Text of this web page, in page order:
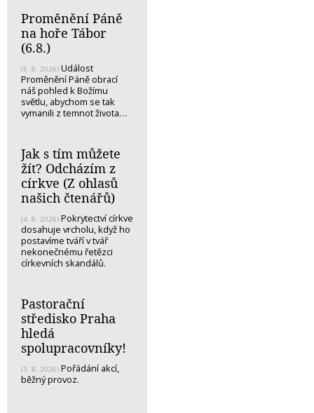
Proměnění Páně
na hoře Tábor
(6.8.)
(5. 8. 2026) Událost
Proměnění Páně obrací
náš pohled k Božímu
světlu, abychom se tak
vymanili z temnot života…
Jak s tím můžete
žít? Odcházím z
církve (Z ohlasů
našich čtenářů)
(4. 8. 2026) Pokrytectví církve
dosahuje vrcholu, když ho
postavíme tváří v tvář
nekonečnému řetězci
církevních skandálů.
Pastorační
středisko Praha
hledá
spolupracovníky!
(3. 8. 2026) Pořádání akcí,
běžný provoz.